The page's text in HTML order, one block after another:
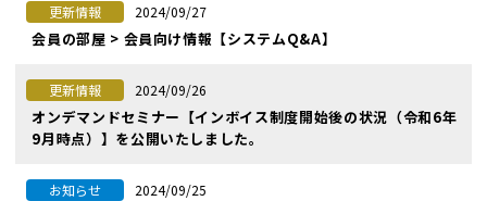
更新情報 2024/09/27
会員の部屋 > 会員向け情報【システムQ&A】
更新情報 2024/09/26
オンデマンドセミナー【インボイス制度開始後の状況（令和6年
9月時点）】を公開いたしました。
お知らせ 2024/09/25